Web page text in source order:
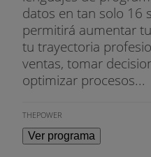
DESCUENTO POR
- 10% adicional por
- 5% adicional por pago
BECAS DEL MEC
- Convocatoria General
datos en tan solo 16
permitirá aumentar
tu trayectoria
ventas, tomar
optimizar procesos...
THEPOWER
Ver programa